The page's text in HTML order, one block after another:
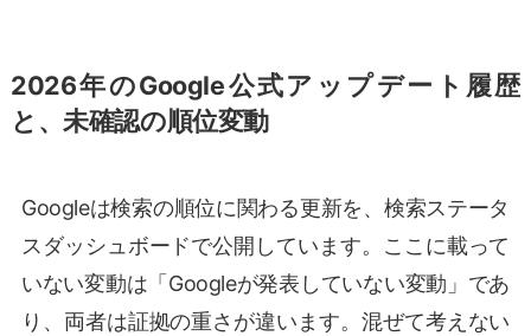
2026年のGoogle公式アップデート履歴
と、未確認の順位変動
Googleは検索の順位に関わる更新を、検索ステータ
スダッシュボードで公開しています。ここに載って
いない変動は「Googleが発表していない変動」であ
り、両者は証拠の重さが違います。混ぜて考えない